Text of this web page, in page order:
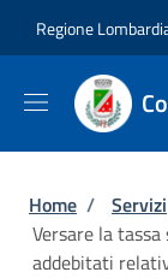
Regione
Briciole
Home / Servizi
Versare la
addebitati